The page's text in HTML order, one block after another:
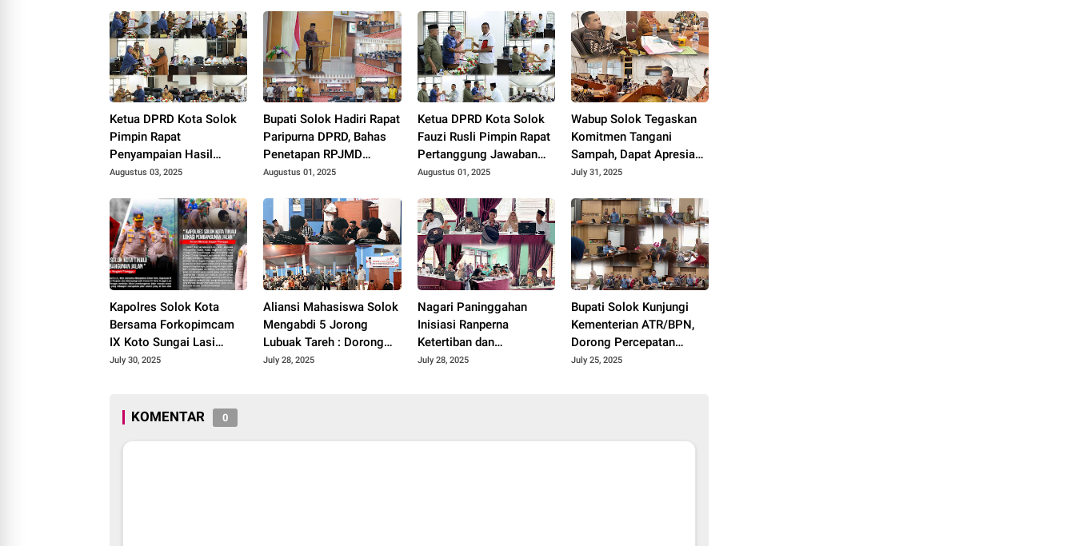
Ketua DPRD Kota Solok
Pimpin Rapat
Penyampaian Hasil
Pembahasan Pansus
2029.
Augustus 03, 2025
Bupati Solok Hadiri Rapat
Paripurna DPRD, Bahas
Penetapan RPJMD
2025–2029
Augustus 01, 2025
Ketua DPRD Kota Solok
Fauzi Rusli Pimpin Rapat
Pertanggung Jawaban
Pelaksanaan APBD Kota
Augustus 01, 2025
Wabup Solok Tegaskan
Komitmen Tangani
Sampah, Dapat Apresiasi
Kementerian Lingkungan
July 31, 2025
Kapolres Solok Kota
Bersama Forkopimcam
IX Koto Sungai Lasi
Tinjau Pembangunan
July 30, 2025
Aliansi Mahasiswa Solok
Mengabdi 5 Jorong
Lubuak Tareh : Dorong
Akses Kesehatan,
July 28, 2025
Nagari Paninggahan
Inisiasi Ranperna
Ketertiban dan
Ketentraman Masyarakat
July 28, 2025
Bupati Solok Kunjungi
Kementerian ATR/BPN,
Dorong Percepatan
Revisi Perda RTRW
July 25, 2025
KOMENTAR 0